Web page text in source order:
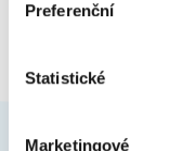
Preferenční
Statistické
Marketingové